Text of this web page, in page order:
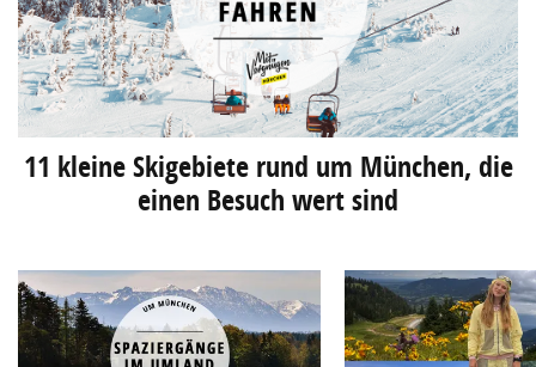
11 kleine Skigebiete rund um München, die
einen Besuch wert sind